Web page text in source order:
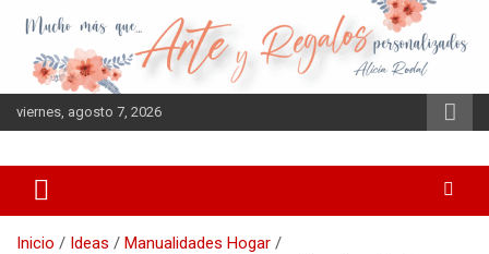
contenido
viernes, agosto 7, 2026
Inicio Ideas
Manualidades Hogar